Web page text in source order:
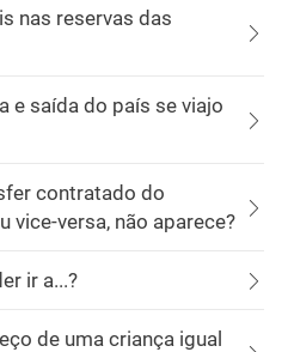
nas reservas das
e saída do país se viajo
contratado do
vice-versa, não aparece?
ir a...?
de uma criança igual